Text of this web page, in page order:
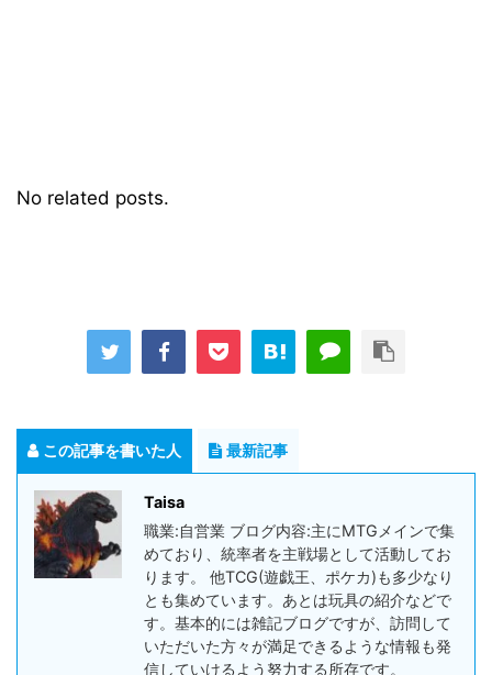
No related posts.
この記事を書いた人 最新記事
Taisa
職業:自営業 ブログ内容:主にMTGメインで集
めており、統率者を主戦場として活動してお
ります。 他TCG(遊戯王、ポケカ)も多少なり
とも集めています。あとは玩具の紹介などで
す。基本的には雑記ブログですが、訪問して
いただいた方々が満足できるような情報も発
信していけるよう努力する所存です。